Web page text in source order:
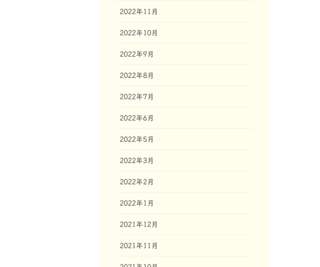
2022年11月
2022年10月
2022年9月
2022年8月
2022年7月
2022年6月
2022年5月
2022年3月
2022年2月
2022年1月
2021年12月
2021年11月